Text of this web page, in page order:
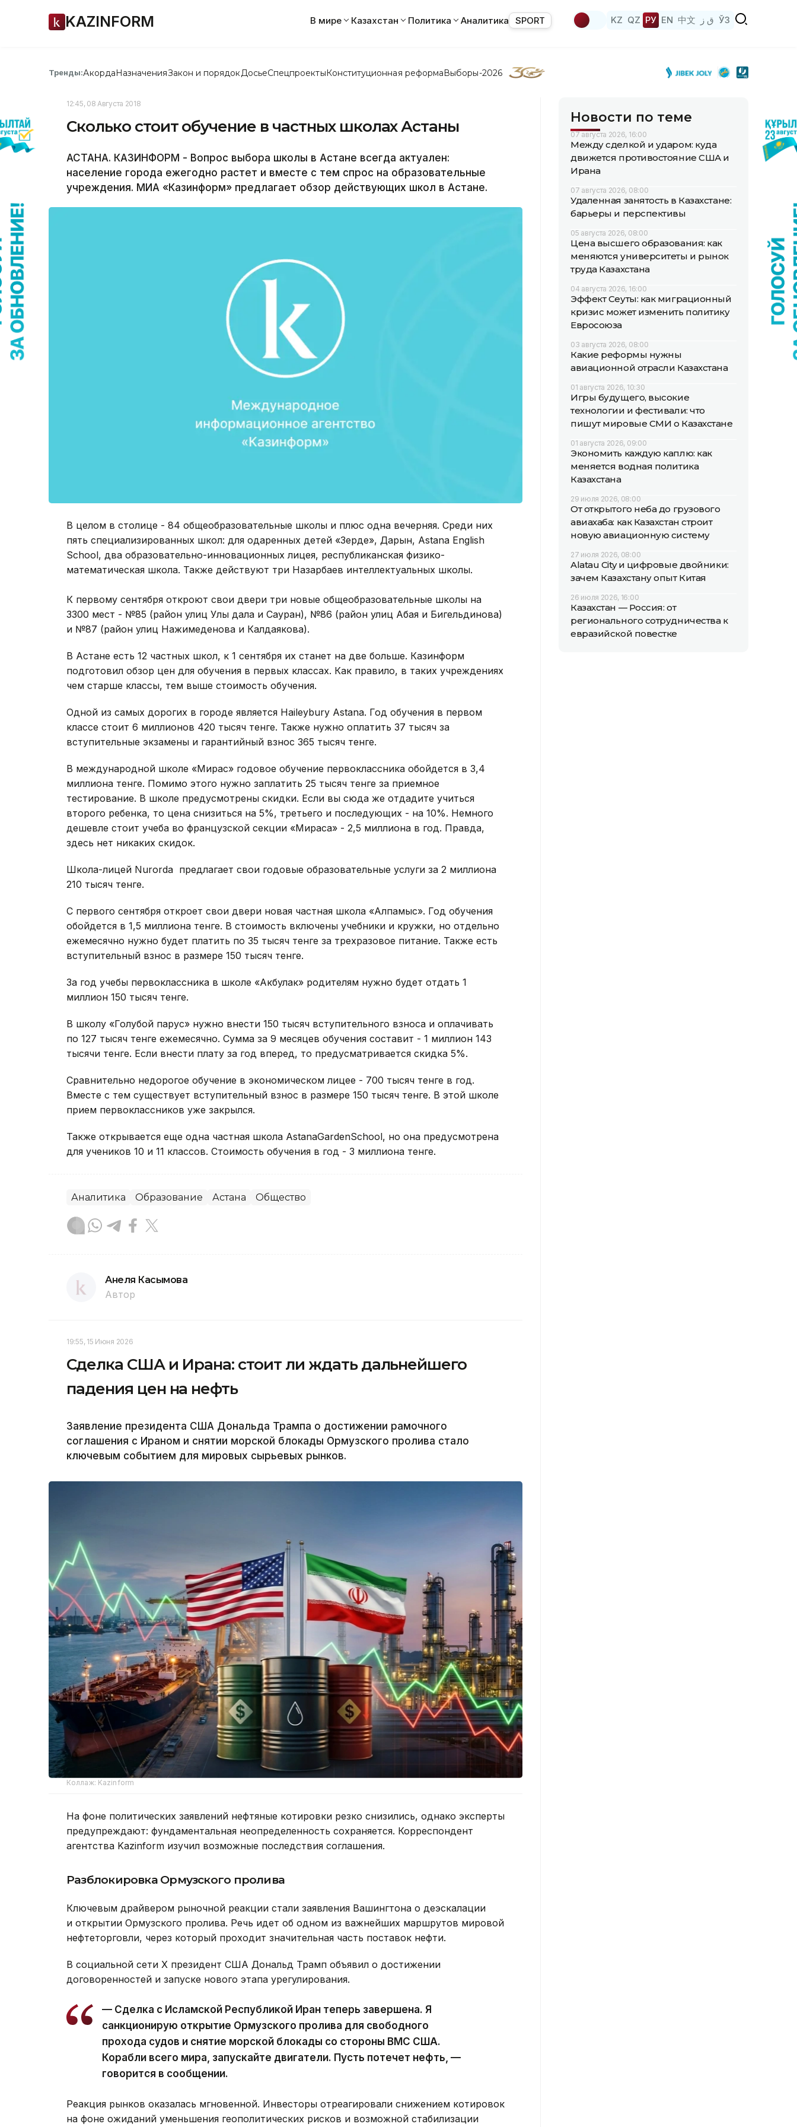
KAZINFORM В мире Казахстан Политика Аналитика SPORT KZ QZ РУ EN 中文 ق ز ЎЗ
Тренды:АкордаНазначенияЗакон и порядок ДосьеСпецпроектыКонституционная реформаВыборы-2026
12:45, 08 Августа 2018
Сколько стоит обучение в частных школах Астаны
АСТАНА. КАЗИНФОРМ - Вопрос выбора школы в Астане всегда актуален:
население города ежегодно растет и вместе с тем спрос на образовательные
учреждения. МИА «Казинформ» предлагает обзор действующих школ в Астане.
В целом в столице - 84 общеобразовательные школы и плюс одна вечерняя. Среди них
пять специализированных школ: для одаренных детей «Зерде», Дарын, Astana English
School, два образовательно-инновационных лицея, республиканская физико-
математическая школа. Также действуют три Назарбаев интеллектуальных школы.
К первому сентября откроют свои двери три новые общеобразовательные школы на
3300 мест - №85 (район улиц Улы дала и Сауран), №86 (район улиц Абая и Бигельдинова)
и №87 (район улиц Нажимеденова и Калдаякова).
В Астане есть 12 частных школ, к 1 сентября их станет на две больше. Казинформ
подготовил обзор цен для обучения в первых классах. Как правило, в таких учреждениях
чем старше классы, тем выше стоимость обучения.
Одной из самых дорогих в городе является Haileybury Astana. Год обучения в первом
классе стоит 6 миллионов 420 тысяч тенге. Также нужно оплатить 37 тысяч за
вступительные экзамены и гарантийный взнос 365 тысяч тенге.
В международной школе «Мирас» годовое обучение первоклассника обойдется в 3,4
миллиона тенге. Помимо этого нужно заплатить 25 тысяч тенге за приемное
тестирование. В школе предусмотрены скидки. Если вы сюда же отдадите учиться
второго ребенка, то цена снизиться на 5%, третьего и последующих - на 10%. Немного
дешевле стоит учеба во французской секции «Мираса» - 2,5 миллиона в год. Правда,
здесь нет никаких скидок.
Школа-лицей Nurorda предлагает свои годовые образовательные услуги за 2 миллиона
210 тысяч тенге.
С первого сентября откроет свои двери новая частная школа «Алпамыс». Год обучения
обойдется в 1,5 миллиона тенге. В стоимость включены учебники и кружки, но отдельно
ежемесячно нужно будет платить по 35 тысяч тенге за трехразовое питание. Также есть
вступительный взнос в размере 150 тысяч тенге.
За год учебы первоклассника в школе «Акбулак» родителям нужно будет отдать 1
миллион 150 тысяч тенге.
В школу «Голубой парус» нужно внести 150 тысяч вступительного взноса и оплачивать
по 127 тысяч тенге ежемесячно. Сумма за 9 месяцев обучения составит - 1 миллион 143
тысячи тенге. Если внести плату за год вперед, то предусматривается скидка 5%.
Сравнительно недорогое обучение в экономическом лицее - 700 тысяч тенге в год.
Вместе с тем существует вступительный взнос в размере 150 тысяч тенге. В этой школе
прием первоклассников уже закрылся.
Также открывается еще одна частная школа AstanaGardenSchool, но она предусмотрена
для учеников 10 и 11 классов. Стоимость обучения в год - 3 миллиона тенге.
Аналитика Образование Астана Общество
Анеля Касымова
Автор
19:55, 15 Июня 2026
Сделка США и Ирана: стоит ли ждать дальнейшего
падения цен на нефть
Заявление президента США Дональда Трампа о достижении рамочного
соглашения с Ираном и снятии морской блокады Ормузского пролива стало
ключевым событием для мировых сырьевых рынков.
Коллаж: Kazinform
На фоне политических заявлений нефтяные котировки резко снизились, однако эксперты
предупреждают: фундаментальная неопределенность сохраняется. Корреспондент
агентства Kazinform изучил возможные последствия соглашения.
Разблокировка Ормузского пролива
Ключевым драйвером рыночной реакции стали заявления Вашингтона о деэскалации
и открытии Ормузского пролива. Речь идет об одном из важнейших маршрутов мировой
нефтеторговли, через который проходит значительная часть поставок нефти.
В социальной сети X президент США Дональд Трамп объявил о достижении
договоренностей и запуске нового этапа урегулирования.
— Сделка с Исламской Республикой Иран теперь завершена. Я
санкционирую открытие Ормузского пролива для свободного
прохода судов и снятие морской блокады со стороны ВМС США.
Корабли всего мира, запускайте двигатели. Пусть потечет нефть, —
говорится в сообщении.
Реакция рынков оказалась мгновенной. Инвесторы отреагировали снижением котировок
на фоне ожиданий уменьшения геополитических рисков и возможной стабилизации
Новости по теме
07 августа 2026, 16:00
Между сделкой и ударом: куда
движется противостояние США и
Ирана
07 августа 2026, 08:00
Удаленная занятость в Казахстане:
барьеры и перспективы
05 августа 2026, 08:00
Цена высшего образования: как
меняются университеты и рынок
труда Казахстана
04 августа 2026, 16:00
Эффект Сеуты: как миграционный
кризис может изменить политику
Евросоюза
03 августа 2026, 08:00
Какие реформы нужны
авиационной отрасли Казахстана
01 августа 2026, 10:30
Игры будущего, высокие
технологии и фестивали: что
пишут мировые СМИ о Казахстане
01 августа 2026, 09:00
Экономить каждую каплю: как
меняется водная политика
Казахстана
29 июля 2026, 08:00
От открытого неба до грузового
авиахаба: как Казахстан строит
новую авиационную систему
27 июля 2026, 08:00
Alatau City и цифровые двойники:
зачем Казахстану опыт Китая
26 июля 2026, 16:00
Казахстан — Россия: от
регионального сотрудничества к
евразийской повестке